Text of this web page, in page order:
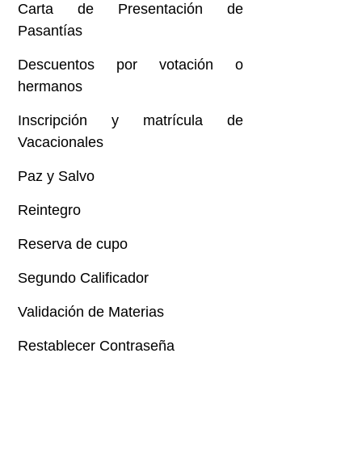
Carta de Presentación de
Pasantías
Descuentos por votación o
hermanos
Inscripción y matrícula de
Vacacionales
Paz y Salvo
Reintegro
Reserva de cupo
Segundo Calificador
Validación de Materias
Restablecer Contraseña